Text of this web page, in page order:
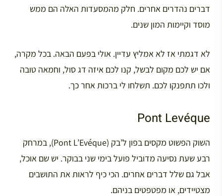
דברים נהדרים אחרים. חלק מהמסעדות האלה הם ממש
מוסד וקיימות המון שנים.
לא דגמתי אז לא אמליץ עדיין. אולי בפעם הבאה. בכל מקרה,
אם יש לכם מקום לבשל, קנו לכם איזה דג סול, וחמאה טובה
ולכו תתפנקו לכם. תשלחו לי ברכות אחר כך.
Pont Levéque
השוק הפשוט מקסים בפון ל’בק (Pont L’Evéque), במרחק
רבע שעת נסיעה מדוביל פועל בימי שני בבוקר. יש שם אוכל,
אבל גם שלל דברים אחרים. הכי כיף לראות את התושבים
מצטיידים, או מפטפטים בניהם.